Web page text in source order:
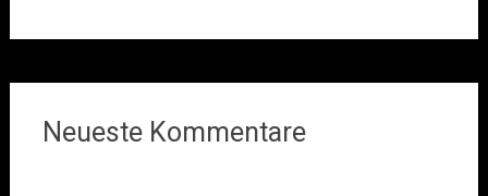
Neueste Kommentare